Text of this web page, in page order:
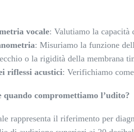
vocale: Valutiamo la capacità
: Misuriamo la funzione
o la rigidità della membrana
riflessi acustici: Verifichiamo
quando compromettiamo l’udito?
rappresenta il riferimento per